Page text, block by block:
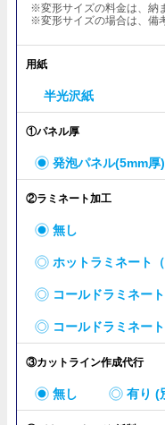
※変形サイズの料金は、納
※変形サイズの場合は、備
用紙
半光沢紙
①パネル厚
発泡パネル(5mm厚)
②ラミネート加工
無し
ホットラミネート（
コールドラミネート
コールドラミネート
③カットライン作成代行
無し 有り (